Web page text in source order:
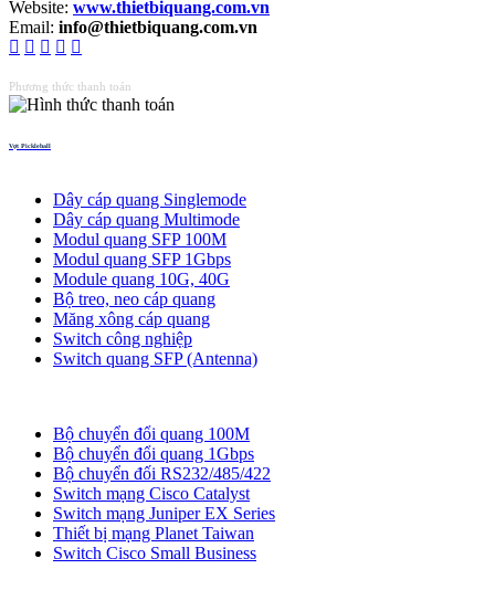
Website: www.thietbiquang.com.vn
Email: info@thietbiquang.com.vn
Phương thức thanh toán
Vợt Pickleball
Dây cáp quang Singlemode
Dây cáp quang Multimode
Modul quang SFP 100M
Modul quang SFP 1Gbps
Module quang 10G, 40G
Bộ treo, neo cáp quang
Măng xông cáp quang
Switch công nghiệp
Switch quang SFP (Antenna)
Bộ chuyển đổi quang 100M
Bộ chuyển đổi quang 1Gbps
Bộ chuyển đối RS232/485/422
Switch mạng Cisco Catalyst
Switch mạng Juniper EX Series
Thiết bị mạng Planet Taiwan
Switch Cisco Small Business